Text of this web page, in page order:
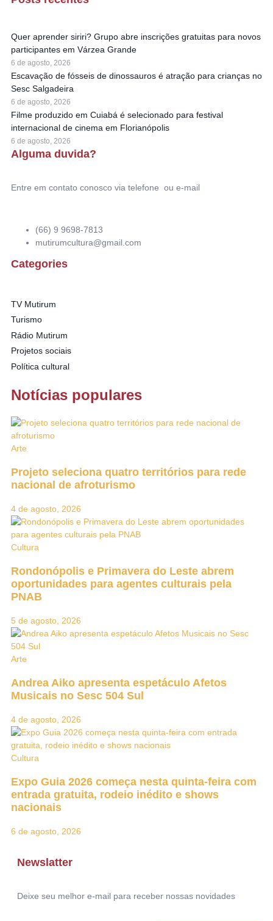
Quer aprender siriri? Grupo abre inscrições gratuitas para novos
participantes em Várzea Grande
6 de agosto, 2026
Escavação de fósseis de dinossauros é atração para crianças no
Sesc Salgadeira
6 de agosto, 2026
Filme produzido em Cuiabá é selecionado para festival
internacional de cinema em Florianópolis
6 de agosto, 2026
Alguma duvida?
Entre em contato conosco via telefone ou e-mail
(66) 9 9698-7813
mutirumcultura@gmail.com
Categories
TV Mutirum
Turismo
Rádio Mutirum
Projetos sociais
Política cultural
Notícias populares
Arte
Projeto seleciona quatro territórios para rede
nacional de afroturismo
4 de agosto, 2026
Cultura
Rondonópolis e Primavera do Leste abrem
oportunidades para agentes culturais pela
PNAB
5 de agosto, 2026
Arte
Andrea Aiko apresenta espetáculo Afetos
Musicais no Sesc 504 Sul
4 de agosto, 2026
Cultura
Expo Guia 2026 começa nesta quinta-feira com
entrada gratuita, rodeio inédito e shows
nacionais
6 de agosto, 2026
Newslatter
Deixe seu melhor e-mail para receber nossas novidades